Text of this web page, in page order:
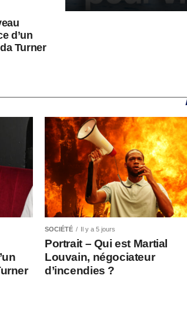
d’un
Turner
SOCIÉTÉ Il y a 5 jours
Portrait – Qui est Martial
Louvain, négociateur
d’incendies ?